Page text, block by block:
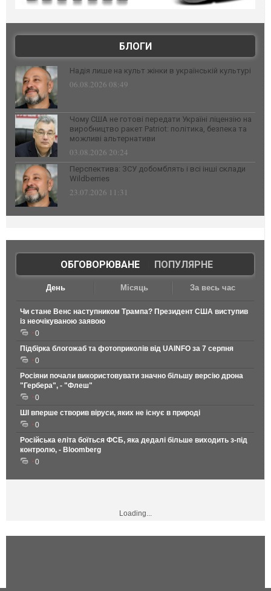
БЛОГИ
Надія лише на культ жінки в українській культурі
06.08.2026 08:49
Чому США не готові передати Україні ліцензію на
виробництво ракет Patriot: політика, безпека та
можливі альтернативи
03.08.2026 20:24
Перспектива: ЗСУ добомблять і всі інші склади
Wildberries
23.07.2026 11:31
ОБГОВОРЮВАНЕ| ПОПУЛЯРНЕ
День Місяць За весь час
Чи стане Венс наступником Трампа? Президент США виступив
із неочікуваною заявою
0
Підбірка блогожаб та фотоприколів від UAINFO за 7 серпня
0
Росіяни почали використовувати значно більшу версію дрона
"Гербера", - "Флеш"
0
ШІ вперше створив віруси, яких не існує в природі
0
Російська еліта боїться ФСБ, яка дедалі більше виходить з-під
контролю, - Bloomberg
0
Loading...